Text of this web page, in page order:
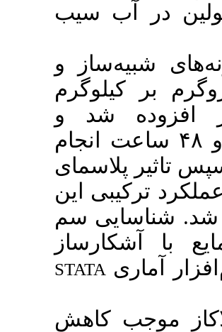
آب سیب
و
میکروگرم بر کیلوگرم
شد و
در زمان‌های ۸، ۱۶، ۲۴ و ۴۸ ساعت انجام
پلاسمای
این
سم
آشکارساز
STATA
کاهش